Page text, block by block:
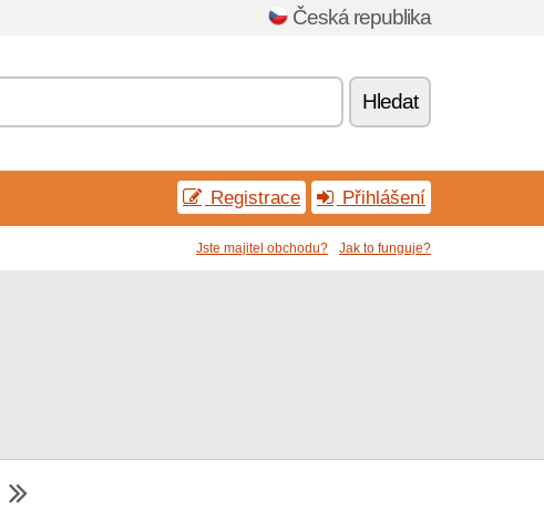
Česká republika
Hledat
Registrace Přihlášení
Jste majitel obchodu? Jak to funguje?